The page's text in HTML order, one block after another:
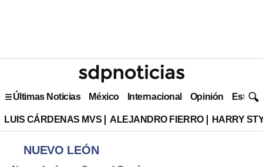
Últimas Noticias México Internacional Opinión Estilo
LUIS CÁRDENAS MVS ALEJANDRO FIERRO HARRY
NUEVO LEÓN